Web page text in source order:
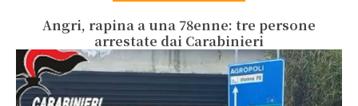
Angri, rapina a una 78enne: tre persone
arrestate dai Carabinieri